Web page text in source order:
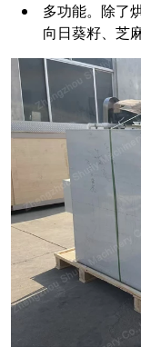
多功能。除了
向日葵籽、芝